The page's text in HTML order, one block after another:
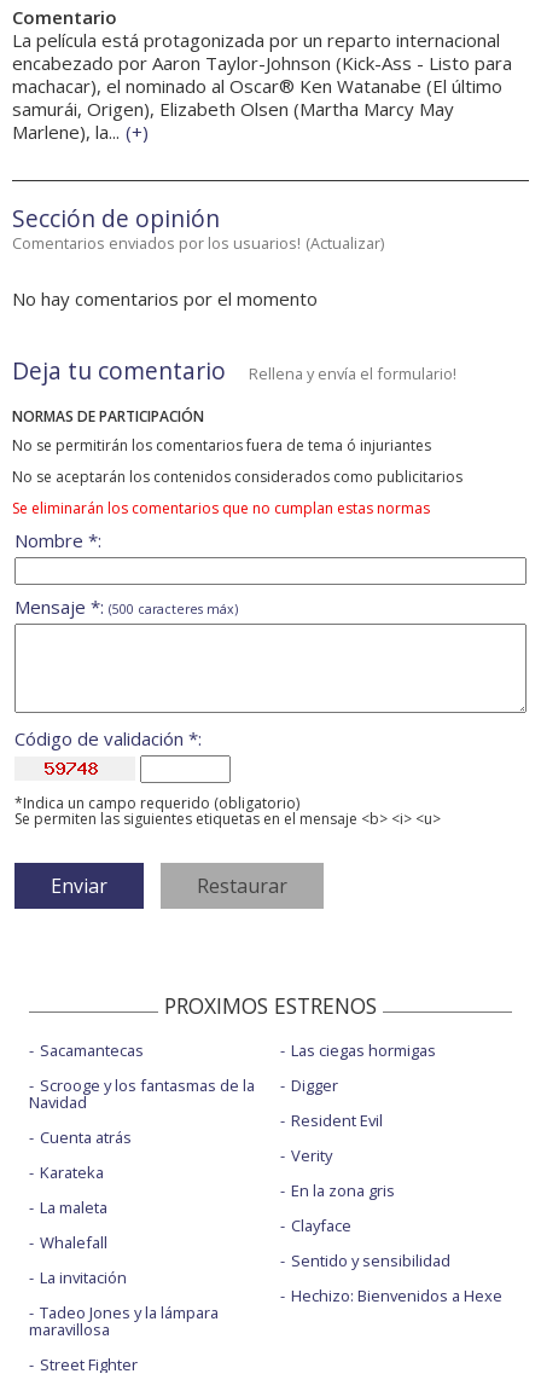
Comentario
La película está protagonizada por un reparto internacional
encabezado por Aaron Taylor-Johnson (Kick-Ass - Listo para
machacar), el nominado al Oscar® Ken Watanabe (El último
samurái, Origen), Elizabeth Olsen (Martha Marcy May
Marlene), la... (+)
Sección de opinión
Comentarios enviados por los usuarios! (Actualizar)
No hay comentarios por el momento
Deja tu comentario Rellena y envía el formulario!
NORMAS DE PARTICIPACIÓN
No se permitirán los comentarios fuera de tema ó injuriantes
No se aceptarán los contenidos considerados como publicitarios
Se eliminarán los comentarios que no cumplan estas normas
Nombre *:
Mensaje *: (500 caracteres máx)
Código de validación *:
*Indica un campo requerido (obligatorio)
Se permiten las siguientes etiquetas en el mensaje <b> <i> <u>
PROXIMOS ESTRENOS
Sacamantecas
Scrooge y los fantasmas de la
Navidad
Cuenta atrás
Karateka
La maleta
Whalefall
La invitación
Tadeo Jones y la lámpara
maravillosa
Street Fighter
Las ciegas hormigas
Digger
Resident Evil
Verity
En la zona gris
Clayface
Sentido y sensibilidad
Hechizo: Bienvenidos a Hexe